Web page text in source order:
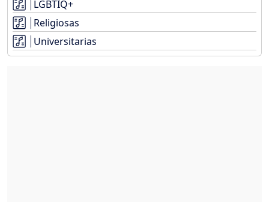
LGBTIQ+
Religiosas
Universitarias